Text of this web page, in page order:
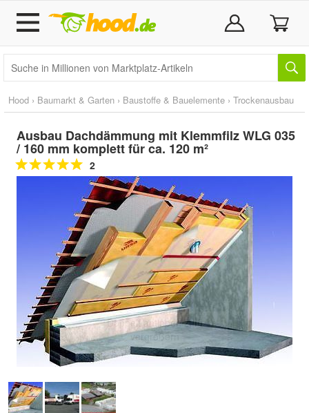
Hood › Baumarkt & Garten › Baustoffe & Bauelemente › Trockenausbau
Ausbau Dachdämmung mit Klemmfilz WLG 035
/ 160 mm komplett für ca. 120 m²
2
Doppelt antippen zum
vergrößern